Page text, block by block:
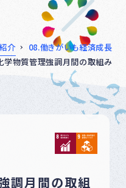
介
08.働きがいも経済成長
学物質管理強調月間の取組み
調月間の取組